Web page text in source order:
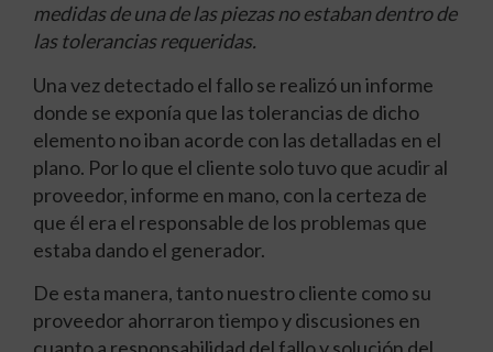
medidas de una de las piezas no estaban dentro de
las tolerancias requeridas.
Una vez detectado el fallo se realizó un informe
donde se exponía que las tolerancias de dicho
elemento no iban acorde con las detalladas en el
plano. Por lo que el cliente solo tuvo que acudir al
proveedor, informe en mano, con la certeza de
que él era el responsable de los problemas que
estaba dando el generador.
De esta manera, tanto nuestro cliente como su
proveedor ahorraron tiempo y discusiones en